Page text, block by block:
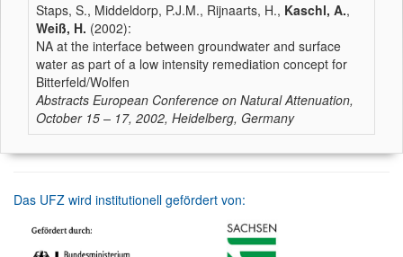
Staps, S., Middeldorp, P.J.M., Rijnaarts, H., Kaschl, A.,
Weiß, H. (2002):
NA at the interface between groundwater and surface
water as part of a low intensity remediation concept for
Bitterfeld/Wolfen
Abstracts European Conference on Natural Attenuation,
October 15 – 17, 2002, Heidelberg, Germany
Das UFZ wird institutionell gefördert von: